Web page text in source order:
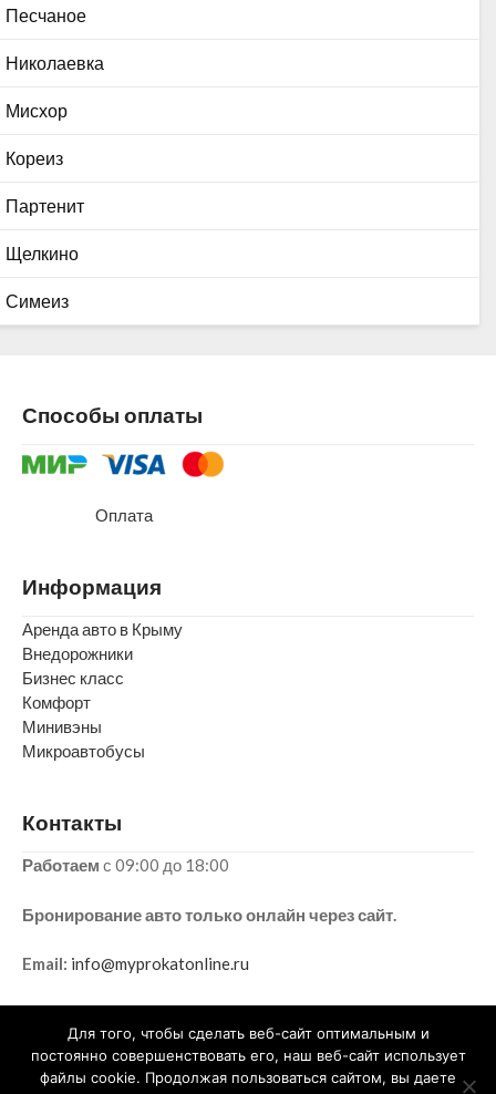
Песчаное
Николаевка
Мисхор
Кореиз
Партенит
Щелкино
Симеиз
Способы оплаты
Оплата
Информация
Аренда авто в Крыму
Внедорожники
Бизнес класс
Комфорт
Минивэны
Микроавтобусы
Контакты
Работаем с 09:00 до 18:00
Бронирование авто только онлайн через сайт.
Email: info@myprokatonline.ru
2015-2025 © ИП ГОРБУНОВ ФЕДОР ПАВЛОВИЧ
Информация на сайте не является публичной офертой:
Для того, чтобы сделать веб-сайт оптимальным и
постоянно совершенствовать его, наш веб-сайт использует
файлы cookie. Продолжая пользоваться сайтом, вы даете